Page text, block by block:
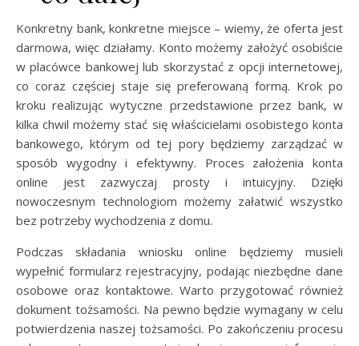
Konkretny bank, konkretne miejsce – wiemy, że oferta jest
darmowa, więc działamy. Konto możemy założyć osobiście
w placówce bankowej lub skorzystać z opcji internetowej,
co coraz częściej staje się preferowaną formą. Krok po
kroku realizując wytyczne przedstawione przez bank, w
kilka chwil możemy stać się właścicielami osobistego konta
bankowego, którym od tej pory będziemy zarządzać w
sposób wygodny i efektywny. Proces założenia konta
online jest zazwyczaj prosty i intuicyjny. Dzięki
nowoczesnym technologiom możemy załatwić wszystko
bez potrzeby wychodzenia z domu.
Podczas składania wniosku online będziemy musieli
wypełnić formularz rejestracyjny, podając niezbędne dane
osobowe oraz kontaktowe. Warto przygotować również
dokument tożsamości. Na pewno będzie wymagany w celu
potwierdzenia naszej tożsamości. Po zakończeniu procesu